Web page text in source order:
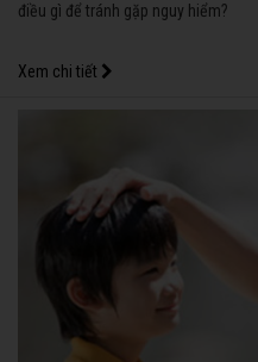
điều gì để tránh gặp nguy hiểm?
Xem chi tiết